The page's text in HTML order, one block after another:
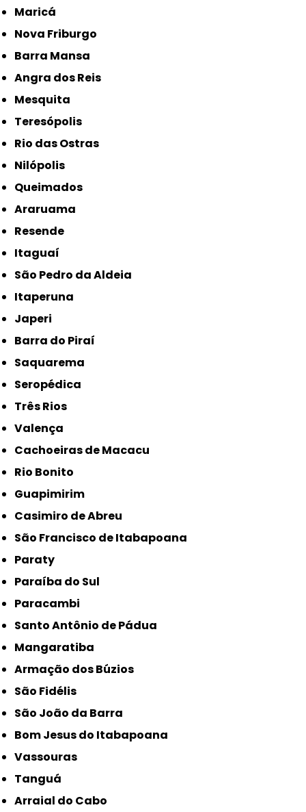
Maricá
Nova Friburgo
Barra Mansa
Angra dos Reis
Mesquita
Teresópolis
Rio das Ostras
Nilópolis
Queimados
Araruama
Resende
Itaguaí
São Pedro da Aldeia
Itaperuna
Japeri
Barra do Piraí
Saquarema
Seropédica
Três Rios
Valença
Cachoeiras de Macacu
Rio Bonito
Guapimirim
Casimiro de Abreu
São Francisco de Itabapoana
Paraty
Paraíba do Sul
Paracambi
Santo Antônio de Pádua
Mangaratiba
Armação dos Búzios
São Fidélis
São João da Barra
Bom Jesus do Itabapoana
Vassouras
Tanguá
Arraial do Cabo